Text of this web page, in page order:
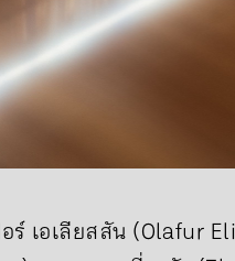
อร์ เอเลียสสัน (Olafur